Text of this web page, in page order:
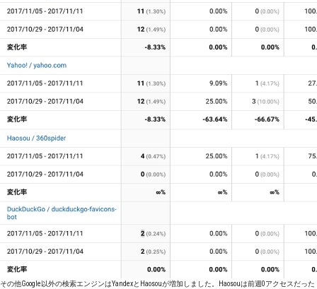
その他Google以外の検索エンジンはYandexとHaosouが増加しました。Haosouは前週0アクセスだった